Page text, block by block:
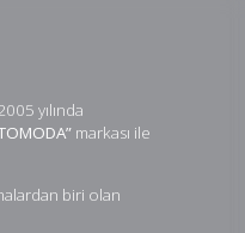
yılında
markası ile
biri olan